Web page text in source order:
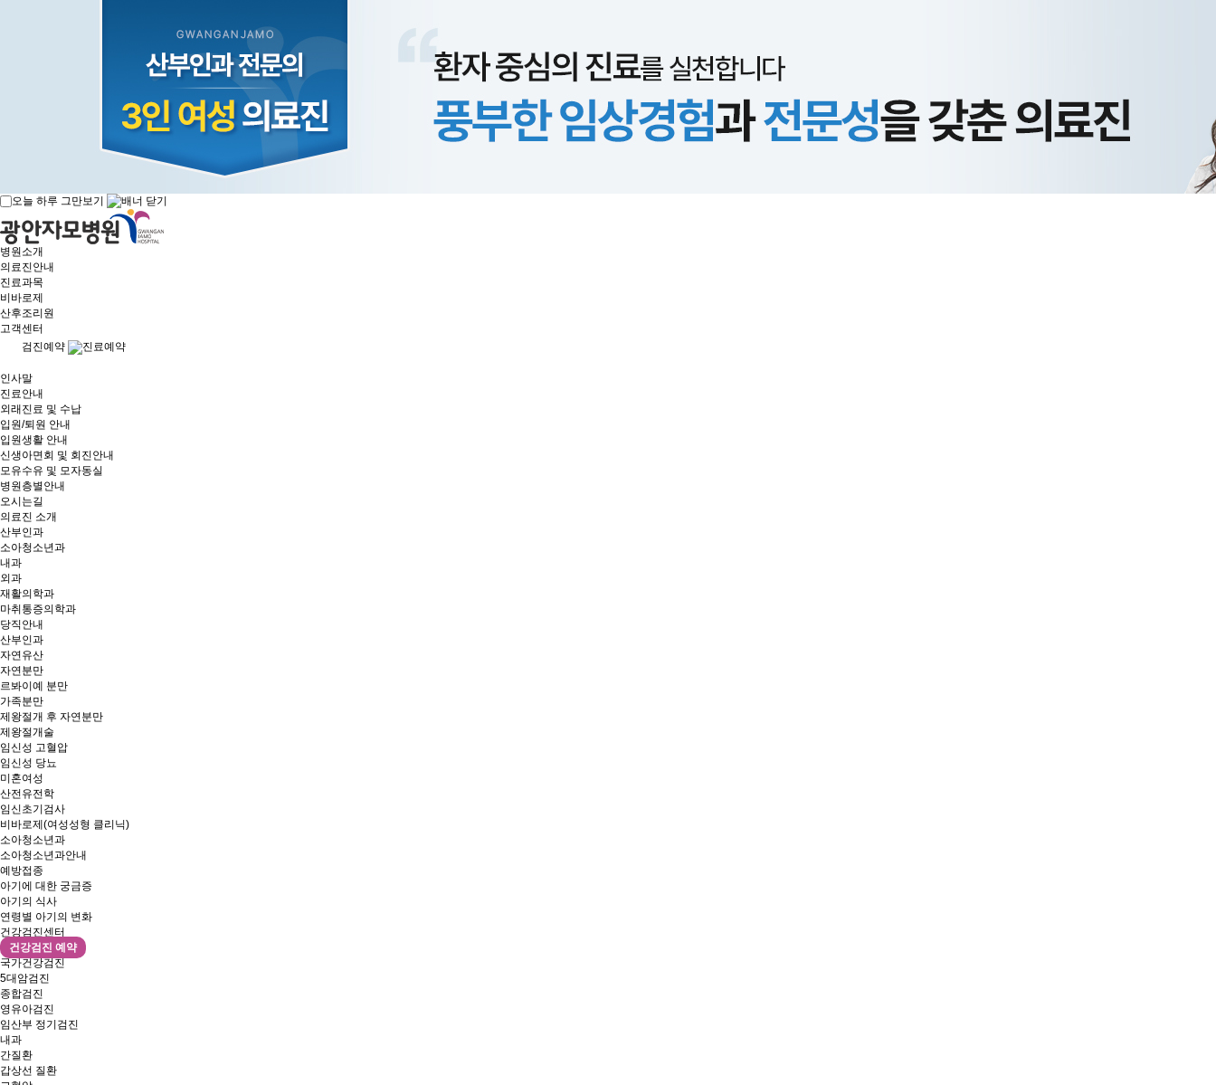
오늘 하루 그만보기
병원소개
의료진안내
진료과목
비바로제
산후조리원
고객센터
검진예약
진료예약
인사말
진료안내
외래진료 및 수납
입원/퇴원 안내
입원생활 안내
신생아면회 및 회진안내
모유수유 및 모자동실
병원층별안내
오시는길
의료진 소개
산부인과
소아청소년과
내과
외과
재활의학과
마취통증의학과
당직안내
산부인과
자연유산
자연분만
르봐이예 분만
가족분만
제왕절개 후 자연분만
제왕절개술
임신성 고혈압
임신성 당뇨
미혼여성
산전유전학
임신초기검사
비바로제(여성성형 클리닉)
소아청소년과
소아청소년과안내
예방접종
아기에 대한 궁금증
아기의 식사
연령별 아기의 변화
건강검진센터
건강검진 예약
국가건강검진
5대암검진
종합검진
영유아검진
임산부 정기검진
내과
간질환
갑상선 질환